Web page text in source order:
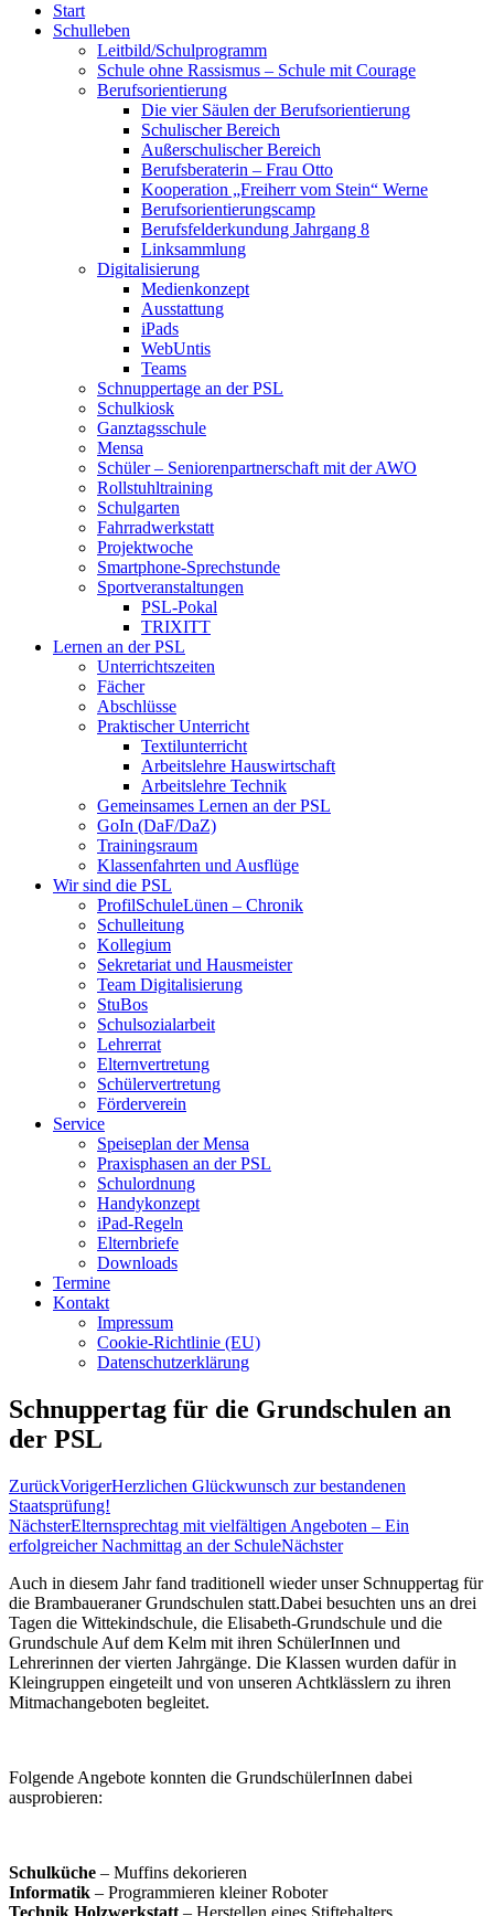
Start
Schulleben
Leitbild/Schulprogramm
Schule ohne Rassismus – Schule mit Courage
Berufsorientierung
Die vier Säulen der Berufsorientierung
Schulischer Bereich
Außerschulischer Bereich
Berufsberaterin – Frau Otto
Kooperation „Freiherr vom Stein“ Werne
Berufsorientierungscamp
Berufsfelderkundung Jahrgang 8
Linksammlung
Digitalisierung
Medienkonzept
Ausstattung
iPads
WebUntis
Teams
Schnuppertage an der PSL
Schulkiosk
Ganztagsschule
Mensa
Schüler – Seniorenpartnerschaft mit der AWO
Rollstuhltraining
Schulgarten
Fahrradwerkstatt
Projektwoche
Smartphone-Sprechstunde
Sportveranstaltungen
PSL-Pokal
TRIXITT
Lernen an der PSL
Unterrichtszeiten
Fächer
Abschlüsse
Praktischer Unterricht
Textilunterricht
Arbeitslehre Hauswirtschaft
Arbeitslehre Technik
Gemeinsames Lernen an der PSL​
GoIn (DaF/DaZ)
Trainingsraum
Klassenfahrten und Ausflüge
Wir sind die PSL
ProfilSchuleLünen – Chronik
Schulleitung
Kollegium
Sekretariat und Hausmeister
Team Digitalisierung
StuBos
Schulsozialarbeit
Lehrerrat
Elternvertretung
Schülervertretung
Förderverein
Service
Speiseplan der Mensa
Praxisphasen an der PSL
Schulordnung
Handykonzept
iPad-Regeln
Elternbriefe
Downloads
Termine
Kontakt
Impressum
Cookie-Richtlinie (EU)
Datenschutzerklärung
Schnuppertag für die Grundschulen an
der PSL
ZurückVorigerHerzlichen Glückwunsch zur bestandenen
Staatsprüfung!
NächsterElternsprechtag mit vielfältigen Angeboten – Ein
erfolgreicher Nachmittag an der SchuleNächster
Auch in diesem Jahr fand traditionell wieder unser Schnuppertag für
die Brambaueraner Grundschulen statt.Dabei besuchten uns an drei
Tagen die Wittekindschule, die Elisabeth-Grundschule und die
Grundschule Auf dem Kelm mit ihren SchülerInnen und
Lehrerinnen der vierten Jahrgänge. Die Klassen wurden dafür in
Kleingruppen eingeteilt und von unseren Achtklässlern zu ihren
Mitmachangeboten begleitet.
Folgende Angebote konnten die GrundschülerInnen dabei
ausprobieren:
Schulküche – Muffins dekorieren
Informatik – Programmieren kleiner Roboter
Technik Holzwerkstatt – Herstellen eines Stiftehalters